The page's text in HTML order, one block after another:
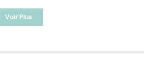
Voir Plus